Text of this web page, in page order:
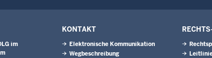
im
KONTAKT
Elektronische Kommunikation
Wegbeschreibung